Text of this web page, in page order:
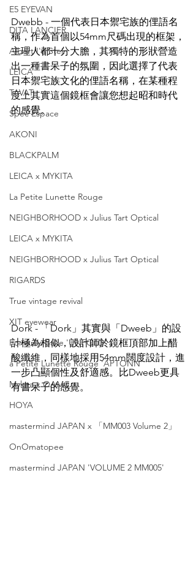
E5 EYEVAN
DITA LANCIER
Albert I'mStein
LEICA
TAVAT
Spec Espace
AKONI
BLACKPALM
LEICA x MYKITA
La Petite Lunette Rouge
NEIGHBORHOOD x Julius Tart Optical
LEICA x MYKITA
NEIGHBORHOOD x Julius Tart Optical
RIGARDS
True vintage revival
XIT eyewear
For Art's Sake 'UNFOLD'
a Petite Lunette Rouge 'APTONN'
Mykita x OAMC
HOYA
mastermind JAPAN x 「MM003 Volume 2」
OnOmatopee
mastermind JAPAN 'VOLUME 2 MM005'
Dwebb - 一個代表日本禦宅族的俚語名
稱，作為首個以54mm尺碼出現的框架，
主理人都十分大膽，其獨特的形狀營造
出一種書呆子的氛圍，因此選擇了代表
日本禦宅族文化的俚語名稱，在某種程
度上其實這個鏡框會讓您想起昭和時代
的感覺。
Dork - 「Dork」其實與「Dweeb」的設
計極為相似，設計師於鏡框頂部加上醋
酸纖維，同樣地採用54mm闊度設計，進
一步凸顯個性及舒適感。比Dweeb更具
有書呆子的感覺。